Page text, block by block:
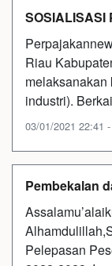
SOSIALISASI
Riau
melaksanakan
industri).
03/01/2021 22:41
Pembekalan
Pelepasan